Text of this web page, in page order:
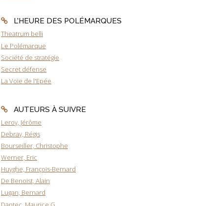
L'HEURE DES POLÉMARQUES
Theatrum belli
Le Polémarque
Société de stratégie
Secret défense
La Voie de l'Epée
AUTEURS À SUIVRE
Leroy, Jérôme
Debray, Régis
Bourseiller, Christophe
Werner, Eric
Huyghe, François-Bernard
De Benoist, Alain
Lugan, Bernard